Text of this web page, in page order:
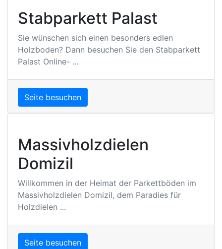
Stabparkett Palast
Sie wünschen sich einen besonders edlen
Holzboden? Dann besuchen Sie den Stabparkett
Palast Online- ...
Seite besuchen
Massivholzdielen
Domizil
Willkommen in der Heimat der Parkettböden im
Massivholzdielen Domizil, dem Paradies für
Holzdielen ...
Seite besuchen